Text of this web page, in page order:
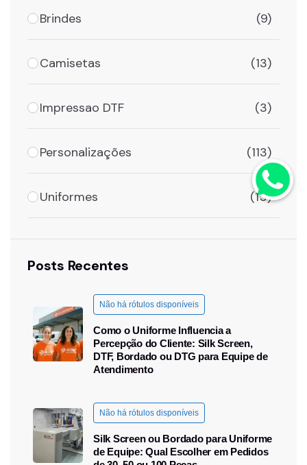
Brindes (9)
Camisetas (13)
Impressao DTF (3)
Personalizações (113)
Uniformes (15)
Posts Recentes
Não há rótulos disponíveis
Como o Uniforme Influencia a
Percepção do Cliente: Silk Screen,
DTF, Bordado ou DTG para Equipe de
Atendimento
Não há rótulos disponíveis
Silk Screen ou Bordado para Uniforme
de Equipe: Qual Escolher em Pedidos